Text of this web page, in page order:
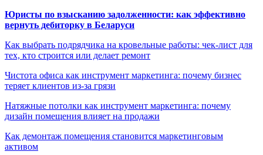
Юристы по взысканию задолженности: как эффективно
вернуть дебиторку в Беларуси
Как выбрать подрядчика на кровельные работы: чек-лист для
тех, кто строится или делает ремонт
Чистота офиса как инструмент маркетинга: почему бизнес
теряет клиентов из-за грязи
Натяжные потолки как инструмент маркетинга: почему
дизайн помещения влияет на продажи
Как демонтаж помещения становится маркетинговым
активом